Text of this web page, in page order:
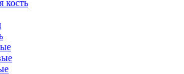
кость